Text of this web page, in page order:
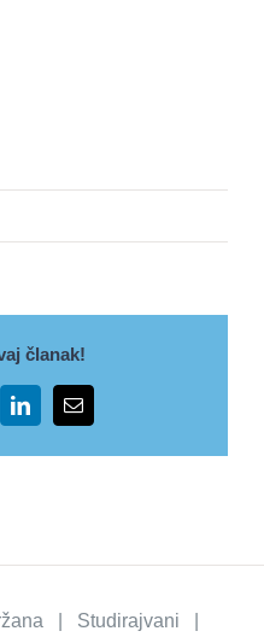
članak!
LinkedInEmail
| Studirajvani |